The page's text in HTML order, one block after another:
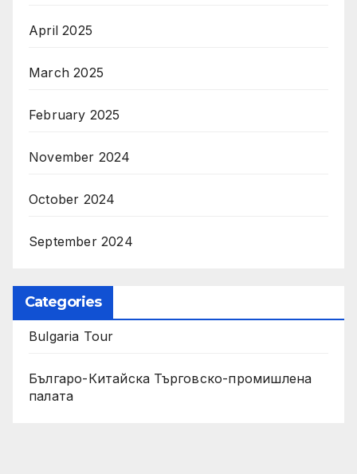
April 2025
March 2025
February 2025
November 2024
October 2024
September 2024
Categories
Bulgaria Tour
Българо-Китайска Търговско-промишлена
палaта